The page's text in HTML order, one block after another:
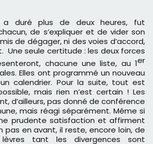
a duré plus de deux heures, fut
de s’expliquer et de vider son
de dégager, ni des voies d’accord,
Une seule certitude : les deux forces
chacune une liste, au 1er
Elles ont programmé un nouveau
calendrier. Pour la suite, tout est
mais rien n’est certain ! Les
d’ailleurs, pas donné de conférence
mais réagi séparément. Même si
prudente satisfaction et affirment
pas en avant, il reste, encore loin, de
tant les divergences sont